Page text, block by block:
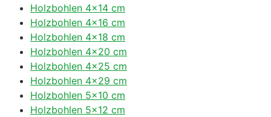
Holzbohlen 4×14 cm
Holzbohlen 4×16 cm
Holzbohlen 4×18 cm
Holzbohlen 4×20 cm
Holzbohlen 4×25 cm
Holzbohlen 4×29 cm
Holzbohlen 5×10 cm
Holzbohlen 5×12 cm